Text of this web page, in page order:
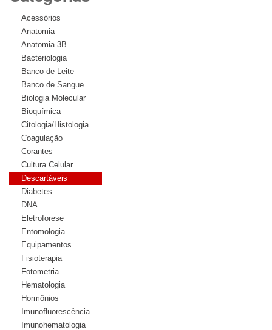
Acessórios
Anatomia
Anatomia 3B
Bacteriologia
Banco de Leite
Banco de Sangue
Biologia Molecular
Bioquímica
Citologia/Histologia
Coagulação
Corantes
Cultura Celular
Descartáveis
Diabetes
DNA
Eletroforese
Entomologia
Equipamentos
Fisioterapia
Fotometria
Hematologia
Hormônios
Imunofluorescência
Imunohematologia